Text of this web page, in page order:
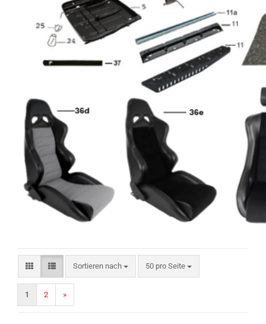
Sortieren nach
Sortieren nach 50 pro Seite
pro Seite
1 2 »